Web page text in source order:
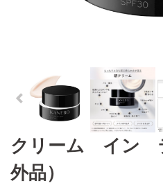
クリーム イン
外品）